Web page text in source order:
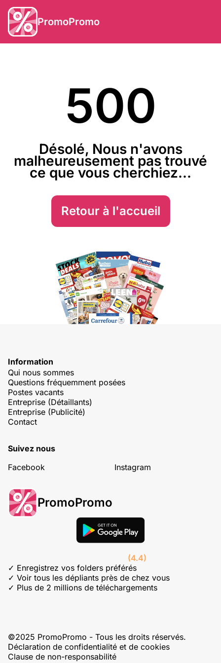
PromoPromo
500
Désolé, Nous n'avons
malheureusement pas trouvé
ce que vous cherchiez...
Retour à l'accueil
Information
Qui nous sommes
Questions fréquemment posées
Postes vacants
Entreprise (Détaillants)
Entreprise (Publicité)
Contact
Suivez nous
Facebook
Instagram
PromoPromo
(4.4)
✓ Enregistrez vos folders préférés
✓ Voir tous les dépliants près de chez vous
✓ Plus de 2 millions de téléchargements
©2025 PromoPromo - Tous les droits réservés.
Déclaration de confidentialité et de cookies
Clause de non-responsabilité